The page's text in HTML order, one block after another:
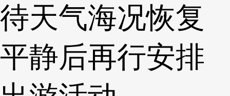
待天气海况恢复
平静后再行安排